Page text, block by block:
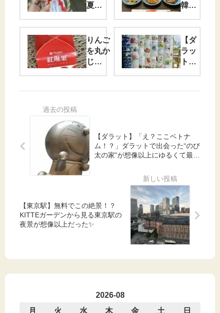
夏越
祓
と、
不思
議な
話
韓国
分！
大好
きな
百濟
（ペ
ュ）
りんご
を丸か
じ
上のお
いしさ
🍎✨
【ダ
ラッ
ト】
ンフ
ォッ
ク寺
クル
寺）
【ダラット】「え？ここベトナ
ム！？」ダラットで出会った“のび
太の家”が想像以上にゆるくて最高
【東京駅】無料でこの絶景！？
KITTEガーデンから見る東京駅の
夜景が想像以上だった✨
2026-08
月
火 水 木 金 土
日